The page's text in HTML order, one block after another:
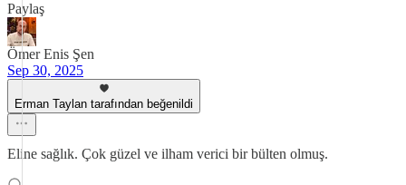
Paylaş
Ömer Enis Şen
Sep 30, 2025
Erman Taylan tarafından beğenildi
Eline sağlık. Çok güzel ve ilham verici bir bülten olmuş.